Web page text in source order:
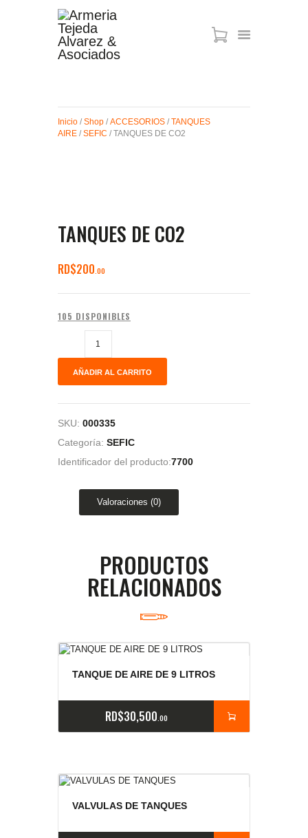
MIRAS
MUNICIONES
Inicio / Shop / ACCESORIOS / TANQUES
AIRE / SEFIC / TANQUES DE CO2
TANQUES DE CO2
RD$200 00
105 DISPONIBLES
AÑADIR AL CARRITO
SKU: 000335
Categoría: SEFIC
Identificador del producto:7700
Valoraciones (0)
PRODUCTOS
RELACIONADOS
TANQUE DE AIRE DE 9 LITROS
RD$30,500 00
VALVULAS DE TANQUES